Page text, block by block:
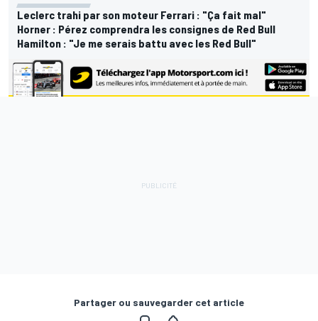
Leclerc trahi par son moteur Ferrari : "Ça fait mal"
Horner : Pérez comprendra les consignes de Red Bull
Hamilton : "Je me serais battu avec les Red Bull"
Partager ou sauvegarder cet article